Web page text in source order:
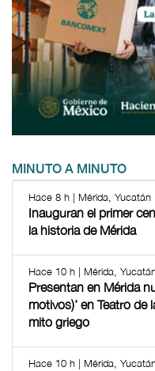
MINUTO A MINUTO
Hace 8 h | Mérida, Yucatán
Inauguran el primer
la historia de Mérida
Hace 10 h | Mérida,
Presentan en Mérida
motivos)’ en Teatro de
mito griego
Hace 10 h | Mérida,